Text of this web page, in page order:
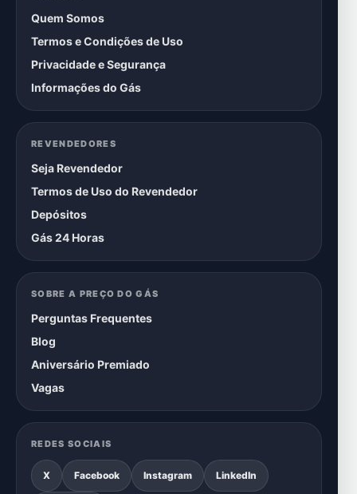
Quem Somos
Termos e Condições de Uso
Privacidade e Segurança
Informações do Gás
REVENDEDORES
Seja Revendedor
Termos de Uso do Revendedor
Depósitos
Gás 24 Horas
SOBRE A PREÇO DO GÁS
Perguntas Frequentes
Blog
Aniversário Premiado
Vagas
REDES SOCIAIS
X Facebook Instagram LinkedIn